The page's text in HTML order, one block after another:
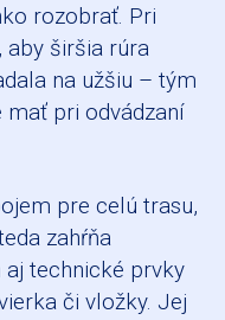
rozobrať. Pri
aby širšia rúra
na užšiu – tým
mať pri odvádzaní
pre celú trasu,
zahŕňa
technické prvky
či vložky. Jej